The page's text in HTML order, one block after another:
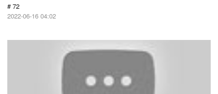
# 72
2022-06-16 04:02